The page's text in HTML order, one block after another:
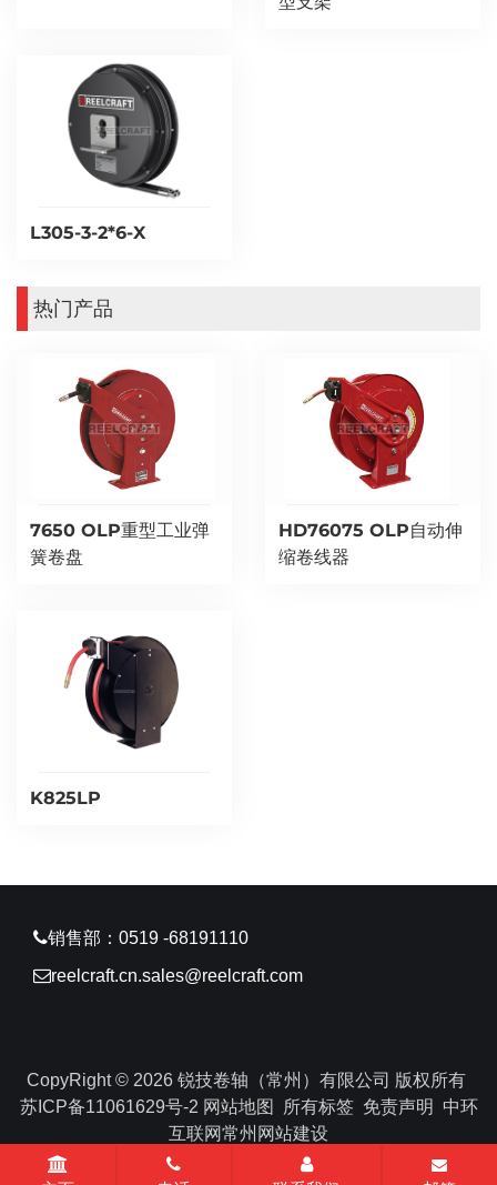
L305-3-2*6-X
热门产品
7650 OLP重型工业弹
簧卷盘
HD76075 OLP自动伸
缩卷线器
K825LP
销售部：0519 -68191110
reelcraft.cn.sales@reelcraft.com
CopyRight © 2026 锐技卷轴（常州）有限公司 版权所有
苏ICP备11061629号-2 网站地图 所有标签 免责声明
中环
互联网常州网站建设